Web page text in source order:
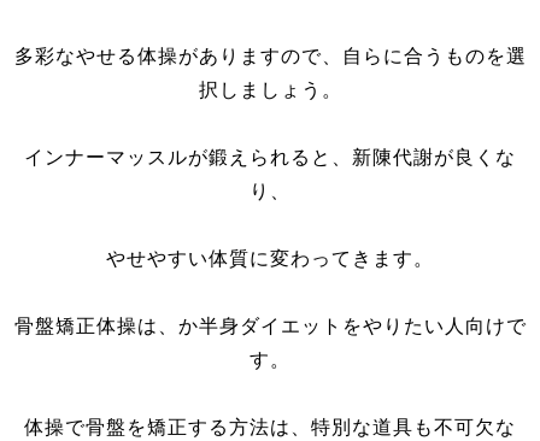
多彩なやせる体操がありますので、自らに合うものを選
択しましょう。
インナーマッスルが鍛えられると、新陳代謝が良くな
り、
やせやすい体質に変わってきます。
骨盤矯正体操は、か半身ダイエットをやりたい人向けで
す。
体操で骨盤を矯正する方法は、特別な道具も不可欠な